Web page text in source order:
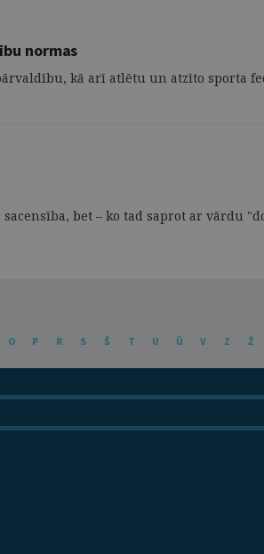
normas
kā arī atlētu un atzīto sporta
bet – ko tad saprot ar vārdu
O P R S Š T U Ū V Z Ž